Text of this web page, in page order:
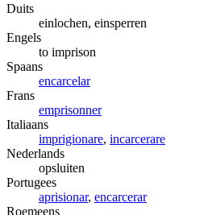
Duits
einlochen, einsperren
Engels
to imprison
Spaans
encarcelar
Frans
emprisonner
Italiaans
imprigionare, incarcerare
Nederlands
opsluiten
Portugees
aprisionar, encarcerar
Roemeens